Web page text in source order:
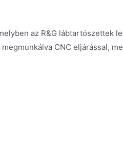
az R&G lábtartószettek
CNC eljárással,